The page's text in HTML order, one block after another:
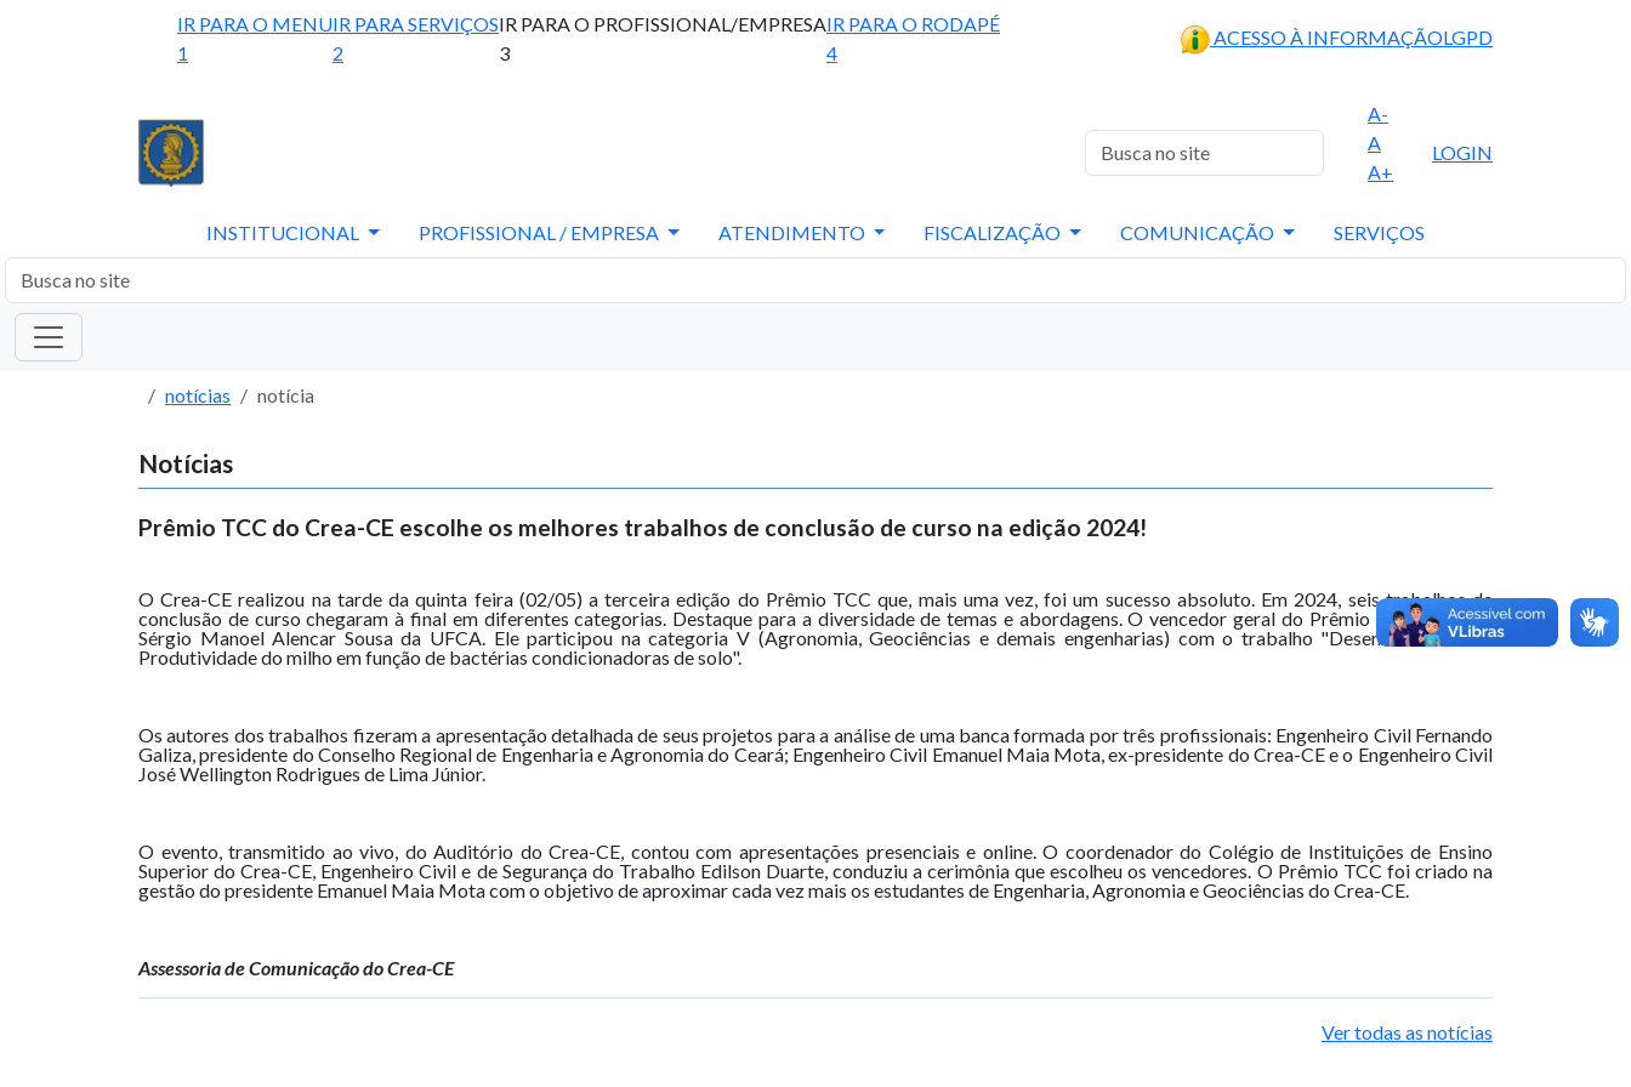
IR PARA O MENU
1
IR PARA SERVIÇOS
2
IR PARA O PROFISSIONAL/EMPRESA
3
IR PARA O RODAPÉ
4
ACESSO À INFORMAÇÃOLGPD
A-
A
A+
LOGIN
INSTITUCIONAL PROFISSIONAL / EMPRESA ATENDIMENTO FISCALIZAÇÃO COMUNICAÇÃO SERVIÇOS
notícias notícia
Notícias
Prêmio TCC do Crea-CE escolhe os melhores trabalhos de conclusão de curso na edição 2024!
O Crea-CE realizou na tarde da quinta feira (02/05) a terceira edição do Prêmio TCC que, mais uma vez, foi um sucesso absoluto. Em 2024, seis trabalhos de
conclusão de curso chegaram à final em diferentes categorias. Destaque para a diversidade de temas e abordagens. O vencedor geral do Prêmio TCC 2024 foi
Sérgio Manoel Alencar Sousa da UFCA. Ele participou na categoria V (Agronomia, Geociências e demais engenharias) com o trabalho "Desenvolvimento e
Produtividade do milho em função de bactérias condicionadoras de solo".
Os autores dos trabalhos fizeram a apresentação detalhada de seus projetos para a análise de uma banca formada por três profissionais: Engenheiro Civil Fernando
Galiza, presidente do Conselho Regional de Engenharia e Agronomia do Ceará; Engenheiro Civil Emanuel Maia Mota, ex-presidente do Crea-CE e o Engenheiro Civil
José Wellington Rodrigues de Lima Júnior.
O evento, transmitido ao vivo, do Auditório do Crea-CE, contou com apresentações presenciais e online. O coordenador do Colégio de Instituições de Ensino
Superior do Crea-CE, Engenheiro Civil e de Segurança do Trabalho Edilson Duarte, conduziu a cerimônia que escolheu os vencedores. O Prêmio TCC foi criado na
gestão do presidente Emanuel Maia Mota com o objetivo de aproximar cada vez mais os estudantes de Engenharia, Agronomia e Geociências do Crea-CE.
Assessoria de Comunicação do Crea-CE
Ver todas as notícias